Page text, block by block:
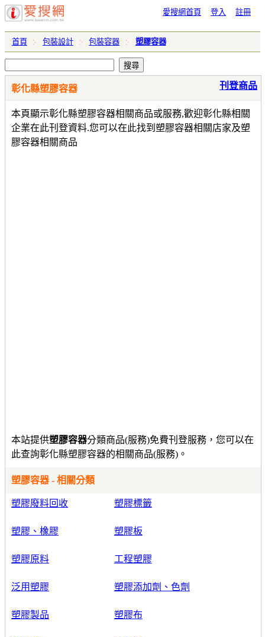
愛搜網首頁 登入 註冊
首頁 包裝設計 包裝容器 塑膠容器
彰化縣塑膠容器
本頁顯示彰化縣塑膠容器相關商品或服務,歡迎彰化縣相關
企業在此刊登資料.您可以在此找到塑膠容器相關店家及塑
膠容器相關商品
刊登商品
本站提供塑膠容器分類商品(服務)免費刊登服務，您可以在
此查詢彰化縣塑膠容器的相關商品(服務)。
塑膠容器 - 相關分類
塑膠廢料回收 塑膠標籤
塑膠、橡膠 塑膠板
塑膠原料 工程塑膠
泛用塑膠 塑膠添加劑、色劑
塑膠製品 塑膠布